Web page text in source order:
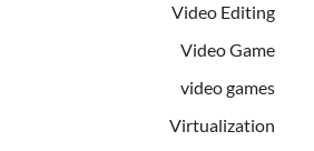
Video Editing
Video Game
video games
Virtualization